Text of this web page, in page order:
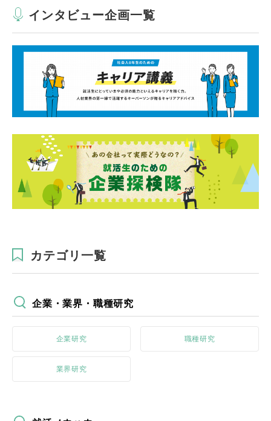
インタビュー企画一覧
カテゴリ一覧
企業・業界・職種研究
企業研究 職種研究
業界研究